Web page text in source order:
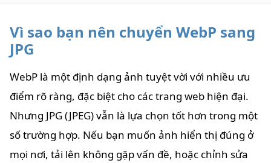
Vì sao bạn nên chuyển WebP sang
JPG
WebP là một định dạng ảnh tuyệt vời với nhiều ưu
điểm rõ ràng, đặc biệt cho các trang web hiện đại.
Nhưng JPG (JPEG) vẫn là lựa chọn tốt hơn trong một
số trường hợp. Nếu bạn muốn ảnh hiển thị đúng ở
mọi nơi, tải lên không gặp vấn đề, hoặc chỉnh sửa